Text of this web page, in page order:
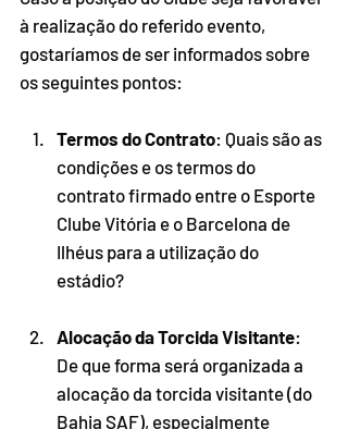
à realização do referido evento,
gostaríamos de ser informados sobre
os seguintes pontos:
Termos do Contrato: Quais são as
condições e os termos do
contrato firmado entre o Esporte
Clube Vitória e o Barcelona de
Ilhéus para a utilização do
estádio?
Alocação da Torcida Visitante:
De que forma será organizada a
alocação da torcida visitante (do
Bahia SAF), especialmente